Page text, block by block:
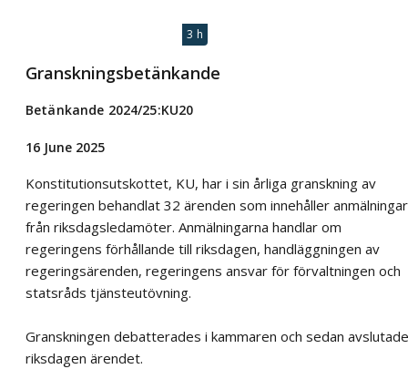
3 h
Granskningsbetänkande
Betänkande 2024/25:KU20
16 June 2025
Konstitutionsutskottet, KU, har i sin årliga granskning av
regeringen behandlat 32 ärenden som innehåller anmälningar
från riksdagsledamöter. Anmälningarna handlar om
regeringens förhållande till riksdagen, handläggningen av
regeringsärenden, regeringens ansvar för förvaltningen och
statsråds tjänsteutövning.
Granskningen debatterades i kammaren och sedan avslutade
riksdagen ärendet.